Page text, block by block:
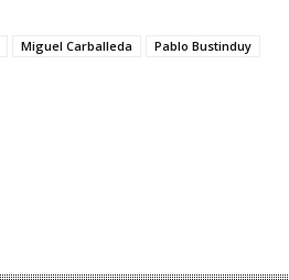
Miguel Carballeda
Pablo Bustinduy